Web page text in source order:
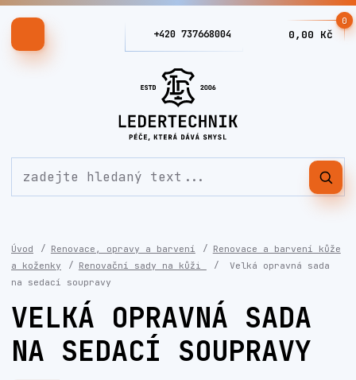
+420 737668004
0
0,00 Kč
Úvod Renovace, opravy a barvení
Renovace a barvení kůže
a koženky
Renovační sady na kůži
Velká opravná sada
na sedací soupravy
VELKÁ OPRAVNÁ SADA
NA SEDACÍ SOUPRAVY